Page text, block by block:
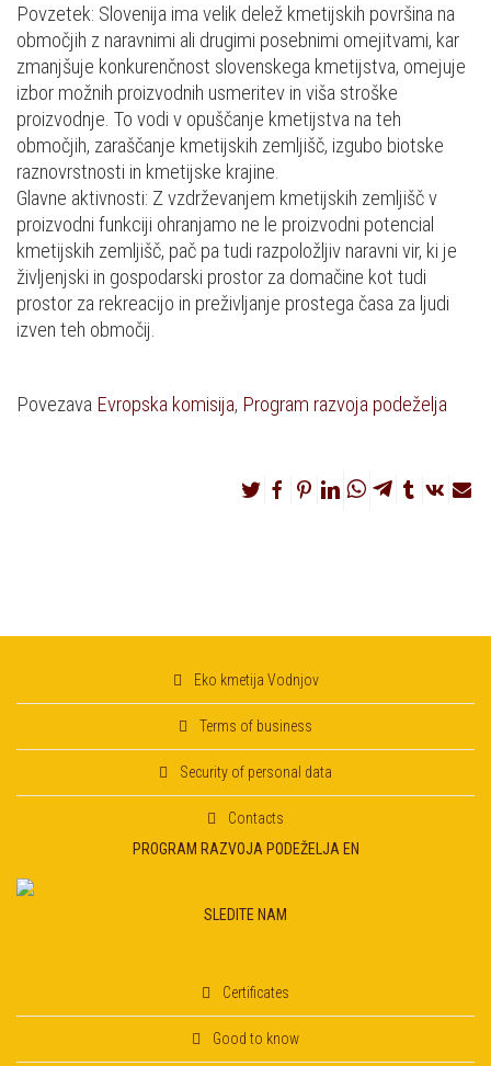
Povzetek: Slovenija ima velik delež kmetijskih površina na
območjih z naravnimi ali drugimi posebnimi omejitvami, kar
zmanjšuje konkurenčnost slovenskega kmetijstva, omejuje
izbor možnih proizvodnih usmeritev in viša stroške
proizvodnje. To vodi v opuščanje kmetijstva na teh
območjih, zaraščanje kmetijskih zemljišč, izgubo biotske
raznovrstnosti in kmetijske krajine.
Glavne aktivnosti: Z vzdrževanjem kmetijskih zemljišč v
proizvodni funkciji ohranjamo ne le proizvodni potencial
kmetijskih zemljišč, pač pa tudi razpoložljiv naravni vir, ki je
življenjski in gospodarski prostor za domačine kot tudi
prostor za rekreacijo in preživljanje prostega časa za ljudi
izven teh območij.
Povezava Evropska komisija, Program razvoja podeželja
Eko kmetija Vodnjov
Terms of business
Security of personal data
Contacts
PROGRAM RAZVOJA PODEŽELJA EN
SLEDITE NAM
Certificates
Good to know